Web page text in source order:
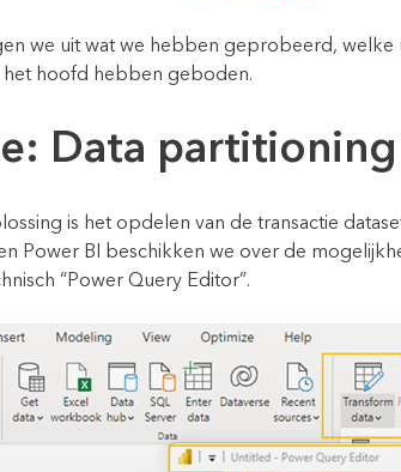
we uit wat we hebben geprobeerd,
hoofd hebben geboden.
Data
is het opdelen van de transactie
Power BI beschikken we over de
“Power Query Editor”.